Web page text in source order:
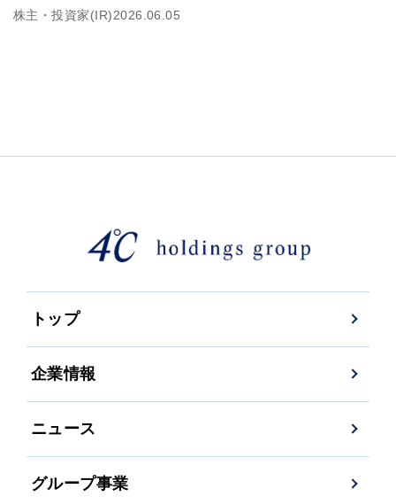
株主・投資家(IR)2026.06.05
トップ
企業情報
ニュース
グループ事業